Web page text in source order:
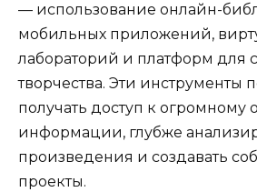
— использование онлайн-
мобильных приложений,
лабораторий и платформ для
творчества. Эти инструменты
получать доступ к огромному
информации, глубже
произведения и создавать
проекты.